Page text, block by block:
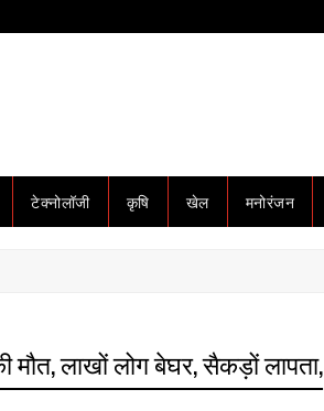
टेक्नोलॉजी कृषि खेल मनोरंजन
लाखों लोग बेघर, सैकड़ों लापता,